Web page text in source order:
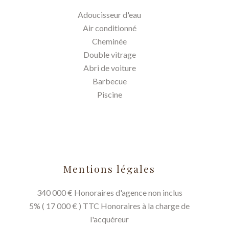
Adoucisseur d'eau
Air conditionné
Cheminée
Double vitrage
Abri de voiture
Barbecue
Piscine
Mentions légales
340 000 € Honoraires d'agence non inclus
5% ( 17 000 € ) TTC Honoraires à la charge de
l'acquéreur